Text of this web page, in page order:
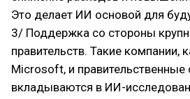
Это делает ИИ основой для
3/ Поддержка со стороны
правительств. Такие компании,
Microsoft, и правительственные
вкладываются в ИИ-